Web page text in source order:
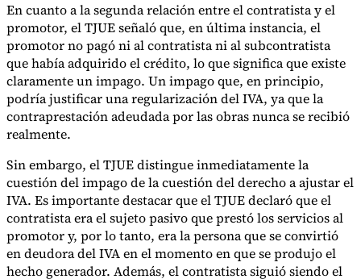
En cuanto a la segunda relación entre el contratista y el
promotor, el TJUE señaló que, en última instancia, el
promotor no pagó ni al contratista ni al subcontratista
que había adquirido el crédito, lo que significa que existe
claramente un impago. Un impago que, en principio,
podría justificar una regularización del IVA, ya que la
contraprestación adeudada por las obras nunca se recibió
realmente.
Sin embargo, el TJUE distingue inmediatamente la
cuestión del impago de la cuestión del derecho a ajustar el
IVA. Es importante destacar que el TJUE declaró que el
contratista era el sujeto pasivo que prestó los servicios al
promotor y, por lo tanto, era la persona que se convirtió
en deudora del IVA en el momento en que se produjo el
hecho generador. Además, el contratista siguió siendo el